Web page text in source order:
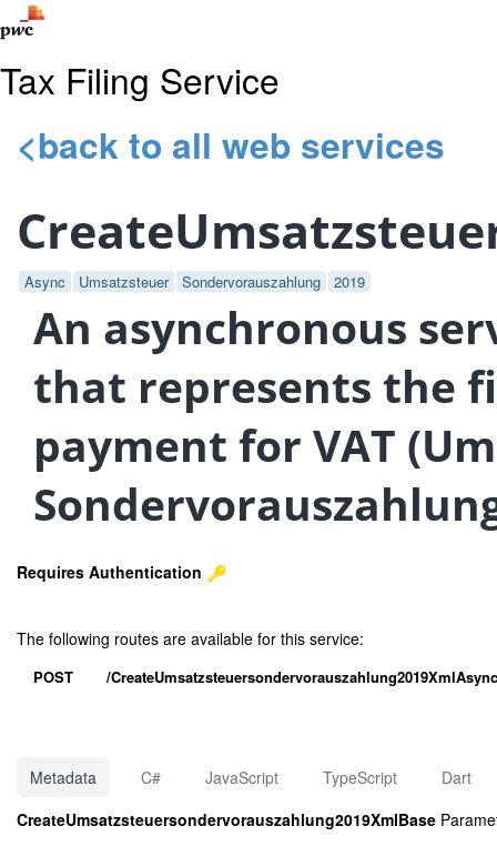
Tax Filing Service
<back to all web services
Async Umsatzsteuer Sondervorauszahlung 2019
An asynchronous
that represents the
payment for VAT
Requires Authentication
The following routes are available for this service:
POST /CreateUmsatzsteuersondervorauszahlung2019XmlAsync
Metadata C# JavaScript TypeScript
Dart
CreateUmsatzsteuersondervorauszahlung2019XmlBase